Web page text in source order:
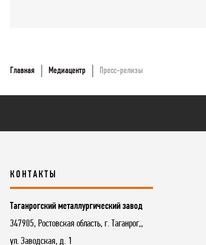
Главная Медиацентр Пресс-релизы
КОНТАКТЫ
Таганрогский металлургический завод
347905, Ростовская область, г. Таганрог,,
ул. Заводская, д. 1